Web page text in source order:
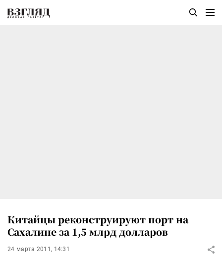
Китайцы реконструируют порт на
Сахалине за 1,5 млрд долларов
24 марта 2011, 14:31